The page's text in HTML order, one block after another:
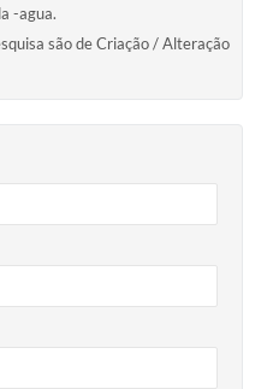
-agua.
são de Criação / Alteração